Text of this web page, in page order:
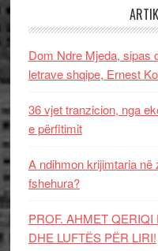
Dom Ndre Mjeda, sipas
letrave shqipe, Ernest
36 vjet tranzicion, nga
e përfitimit
A ndihmon krijimtaria në
fshehura?
PROF. AHMET
DHE LUFTЁS PЁR LIRI!